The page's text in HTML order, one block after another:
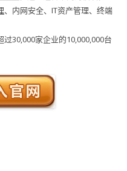
、内网安全、IT资产管理、终端
30,000家企业的10,000,000台